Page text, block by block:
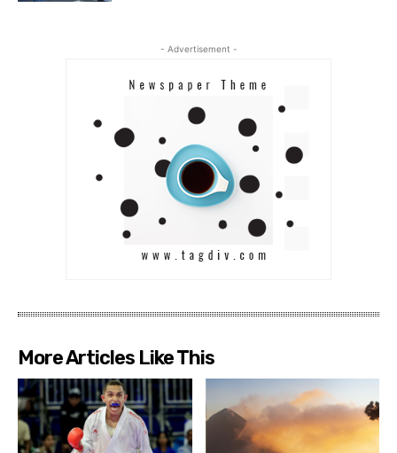
- Advertisement -
More Articles Like This